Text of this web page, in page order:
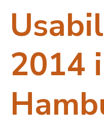
2014